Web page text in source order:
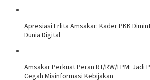
Apresiasi Erlita Amsakar: Kader PKK
Dunia Digital
Amsakar Perkuat Peran RT/RW/LPM: Jadi
Cegah Misinformasi Kebijakan